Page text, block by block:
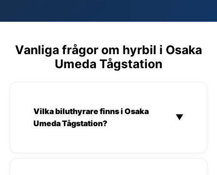
Vanliga frågor om hyrbil i Osaka
Umeda Tågstation
Vilka biluthyrare finns i Osaka
Umeda Tågstation?
▼